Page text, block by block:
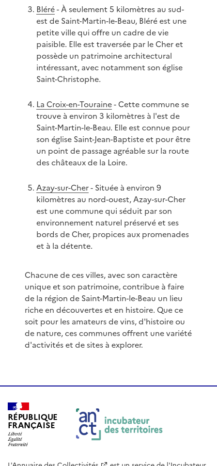
Bléré- À seulement 5 kilomètres au sud-
est de Saint-Martin-le-Beau, Bléré est une
petite ville qui offre un cadre de vie
paisible. Elle est traversée par le Cher et
possède un patrimoine architectural
intéressant, avec notamment son église
Saint-Christophe.
La Croix-en-Touraine- Cette commune se
trouve à environ 3 kilomètres à l'est de
Saint-Martin-le-Beau. Elle est connue pour
son église Saint-Jean-Baptiste et pour être
un point de passage agréable sur la route
des châteaux de la Loire.
Azay-sur-Cher- Située à environ 9
kilomètres au nord-ouest, Azay-sur-Cher
est une commune qui séduit par son
environnement naturel préservé et ses
bords de Cher, propices aux promenades
et à la détente.
Chacune de ces villes, avec son caractère
unique et son patrimoine, contribue à faire
de la région de Saint-Martin-le-Beau un lieu
riche en découvertes et en histoire. Que ce
soit pour les amateurs de vins, d'histoire ou
de nature, ces communes offrent une variété
d'activités et de sites à explorer.
RÉPUBLIQUE
FRANÇAISE